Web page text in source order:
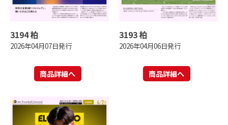
3194 柏
2026年04月07日発行
商品詳細へ
3193 柏
2026年04月06日発行
商品詳細へ